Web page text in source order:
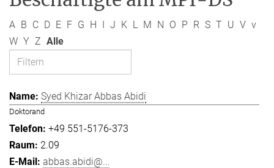
A B C D E F G H I J K L M N O P R S T U V v
W Y Z Alle
Syed Khizar Abbas Abidi
Doktorand
+49 551-5176-373
2.09
abbas.abidi@...